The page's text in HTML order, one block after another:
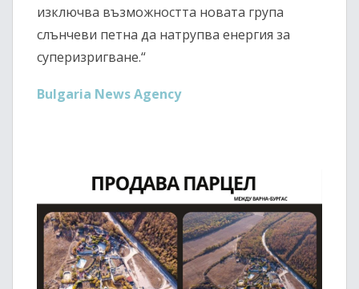
изключва възможността новата група
слънчеви петна да натрупва енергия за
суперизригване.“
Bulgaria News Agency